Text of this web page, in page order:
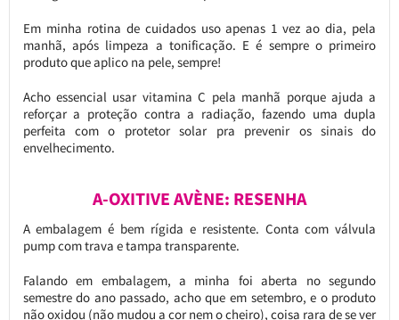
Em minha rotina de cuidados uso apenas 1 vez ao dia, pela
manhã, após limpeza a tonificação. E é sempre o primeiro
produto que aplico na pele, sempre!
Acho essencial usar vitamina C pela manhã porque ajuda a
reforçar a proteção contra a radiação, fazendo uma dupla
perfeita com o protetor solar pra prevenir os sinais do
envelhecimento.
A-OXITIVE AVÈNE: RESENHA
A embalagem é bem rígida e resistente. Conta com válvula
pump com trava e tampa transparente.
Falando em embalagem, a minha foi aberta no segundo
semestre do ano passado, acho que em setembro, e o produto
não oxidou (não mudou a cor nem o cheiro), coisa rara de se ver